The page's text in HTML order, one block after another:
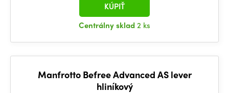
Centrálny sklad2 ks
KÚPIŤ
Manfrotto Befree Advanced AS lever
hliníkový